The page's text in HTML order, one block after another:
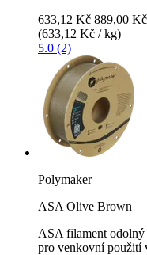
633,12 Kč 889,00 Kč
(633,12 Kč / kg)
5.0 (2)
Polymaker
ASA Olive Brown
ASA filament
pro venkovní použití